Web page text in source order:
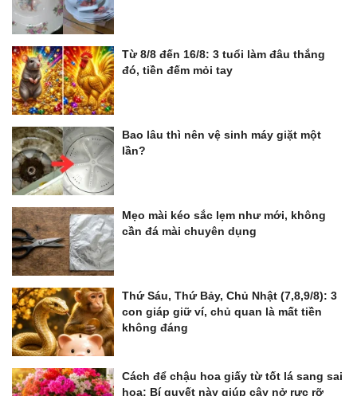
Từ 8/8 đến 16/8: 3 tuổi làm đâu thắng
đó, tiền đếm mỏi tay
Bao lâu thì nên vệ sinh máy giặt một
lần?
Mẹo mài kéo sắc lẹm như mới, không
cần đá mài chuyên dụng
Thứ Sáu, Thứ Bảy, Chủ Nhật (7,8,9/8): 3
con giáp giữ ví, chủ quan là mất tiền
không đáng
Cách để chậu hoa giấy từ tốt lá sang sai
hoa: Bí quyết này giúp cây nở rực rỡ